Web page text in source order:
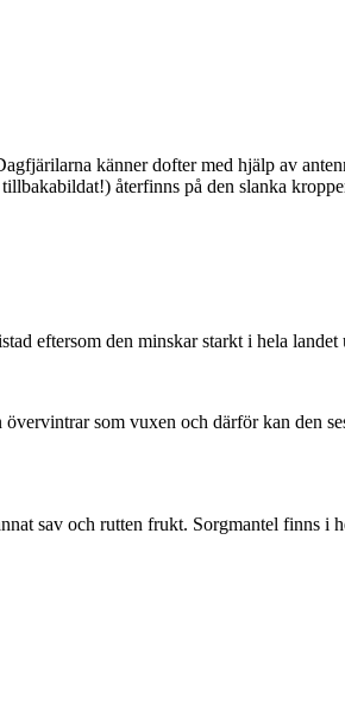
känner dofter med hjälp av
återfinns på den slanka
eftersom den minskar starkt i hela landet
som vuxen och därför kan den
sav och rutten frukt. Sorgmantel finns i